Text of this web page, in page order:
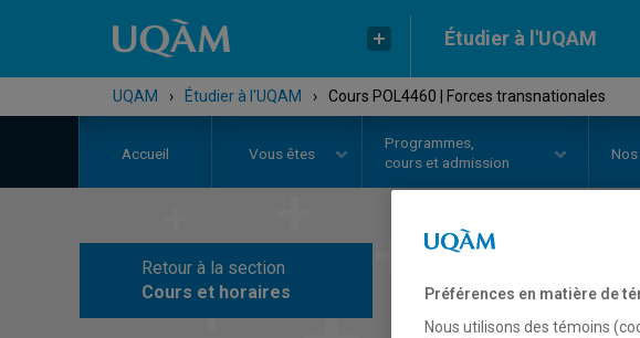
Étudier à l'UQAM
UQAM › Étudier à l'UQAM › Cours POL4460 | Forces transnationales
Accueil Vous êtes
Programmes,
cours et admission
Nos
Retour à la section
Cours et horaires
COURS//
Préférences en matière de
Nous utilisons des témoins